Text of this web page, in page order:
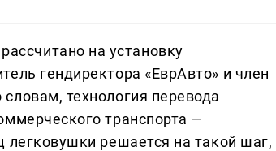
на установку
гендиректора «ЕврАвто» и член
технология перевода
транспорта —
легковушки решается на такой шаг,